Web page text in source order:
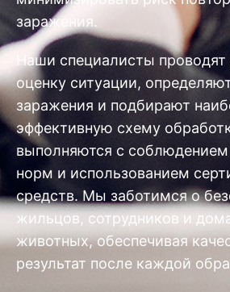
заражения.
Наши специалисты
оценку ситуации,
заражения и подбирают
эффективную схему
выполняются с соблюдением
норм и использованием
средств. Мы заботимся о
жильцов, сотрудников и
животных, обеспечивая
результат после каждой